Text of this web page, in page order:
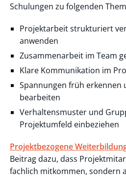
Schulungen zu folgenden
Projektarbeit strukturiert
anwenden
Zusammenarbeit im Team
Klare Kommunikation im
Spannungen früh erkennen
bearbeiten
Verhaltensmuster und
Projektumfeld einbeziehen
Projektbezogene
Beitrag dazu, dass
fachlich mitkommen, sondern